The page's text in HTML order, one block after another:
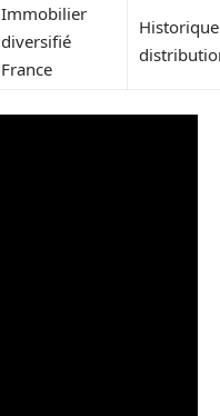
Immobilier
diversifié
France